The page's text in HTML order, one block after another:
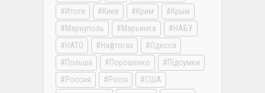
Итоги
Киев Крим
Крым
Мариуполь
Марьинка
НАБУ
НАТО
Нафтогаз
Одесса
Польша
Порошенко
Підсумки
Россия
Росія
США